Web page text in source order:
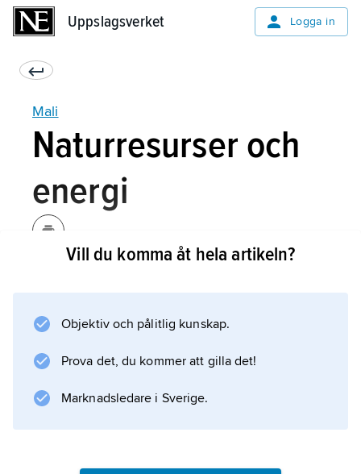
Uppslagsverket Logga in
Mali
Naturresurser och
energi
procent av landets totala exportinkomster.
Guld utvinns i västra och södra delarna av
landet. Fynd av varierande kvalitet av bauxit,
men ännu inte utnyttjats. Prospektering
Vill du komma åt hela artikeln?
Objektiv och pålitlig kunskap.
Prova det, du kommer att gilla det!
Marknadsledare i Sverige.